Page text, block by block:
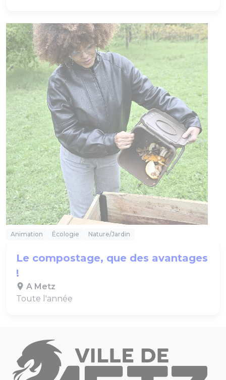
Animation Écologie Nature/Jardin
Le compostage, que des avantages
!
A Metz
Toute l'année